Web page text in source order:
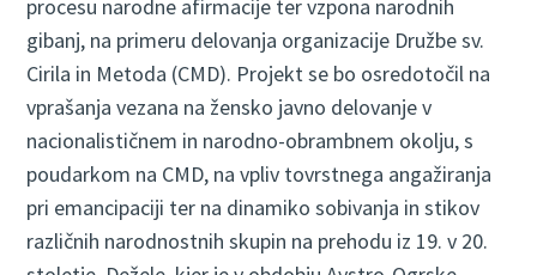
procesu narodne afirmacije ter vzpona narodnih
gibanj, na primeru delovanja organizacije Družbe sv.
Cirila in Metoda (CMD). Projekt se bo osredotočil na
vprašanja vezana na žensko javno delovanje v
nacionalističnem in narodno-obrambnem okolju, s
poudarkom na CMD, na vpliv tovrstnega angažiranja
pri emancipaciji ter na dinamiko sobivanja in stikov
različnih narodnostnih skupin na prehodu iz 19. v 20.